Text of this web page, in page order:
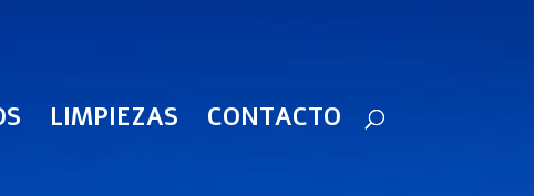
LIMPIEZAS CONTACTO